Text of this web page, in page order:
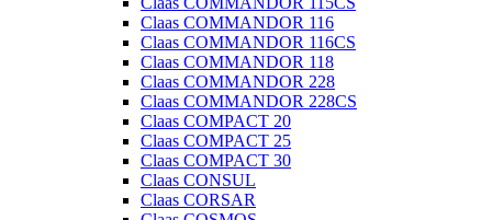
Claas COMMANDOR 116
Claas COMMANDOR 116CS
Claas COMMANDOR 118
Claas COMMANDOR 228
Claas COMMANDOR 228CS
Claas COMPACT 20
Claas COMPACT 25
Claas COMPACT 30
Claas CONSUL
Claas CORSAR